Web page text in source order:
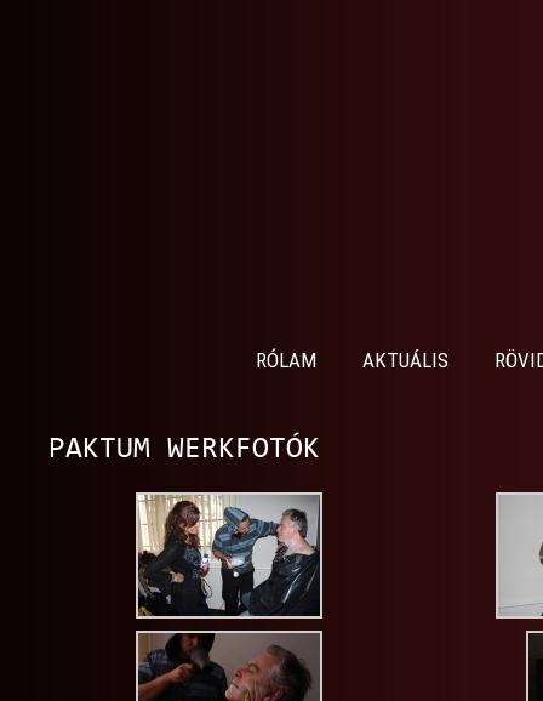
RÓLAM AKTUÁLIS
PAKTUM WERKFOTÓK